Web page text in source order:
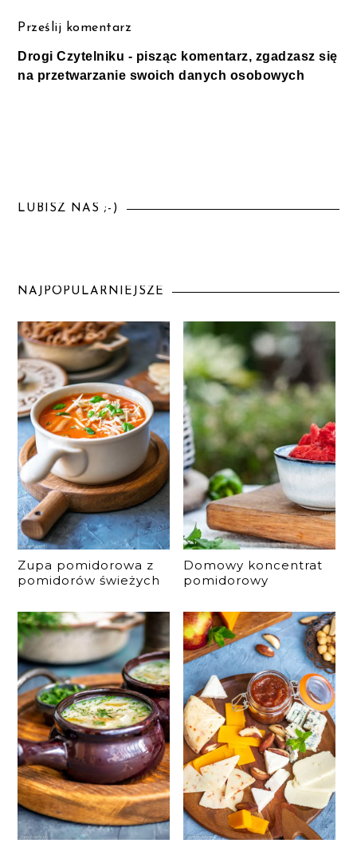
Prześlij komentarz
Drogi Czytelniku - pisząc komentarz, zgadzasz się
na przetwarzanie swoich danych osobowych
LUBISZ NAS ;-)
NAJPOPULARNIEJSZE
Zupa pomidorowa z
pomidorów świeżych
Domowy koncentrat
pomidorowy